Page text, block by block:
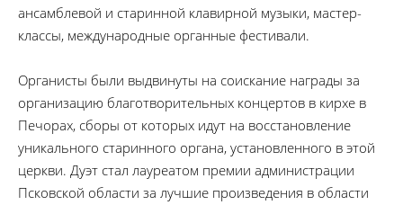
ансамблевой и старинной клавирной музыки, мастер-
классы, международные органные фестивали.
Органисты были выдвинуты на соискание награды за
организацию благотворительных концертов в кирхе в
Печорах, сборы от которых идут на восстановление
уникального старинного органа, установленного в этой
церкви. Дуэт стал лауреатом премии администрации
Псковской области за лучшие произведения в области